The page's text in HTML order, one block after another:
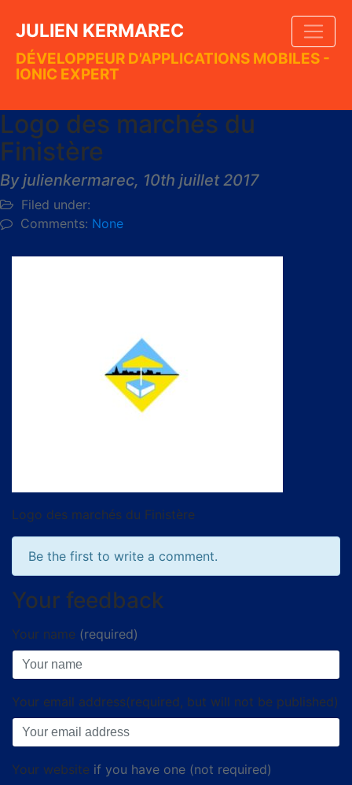
JULIEN KERMAREC
DÉVELOPPEUR D'APPLICATIONS MOBILES -
IONIC EXPERT
Logo des marchés du
Finistère
By julienkermarec, 10th juillet 2017
Filed under:
Comments: None
Logo des marchés du Finistère
Be the first to write a comment.
Your feedback
Your name (required)
Your email address(required, but will not be published)
Your website if you have one (not required)